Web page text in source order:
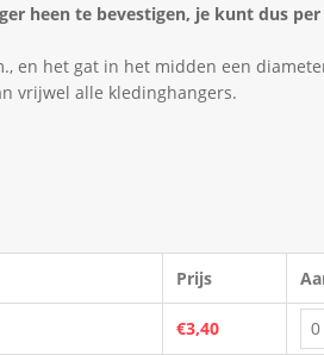
heen te bevestigen, je kunt dus
en het gat in het midden een
vrijwel alle kledinghangers.
Prijs
€3,40